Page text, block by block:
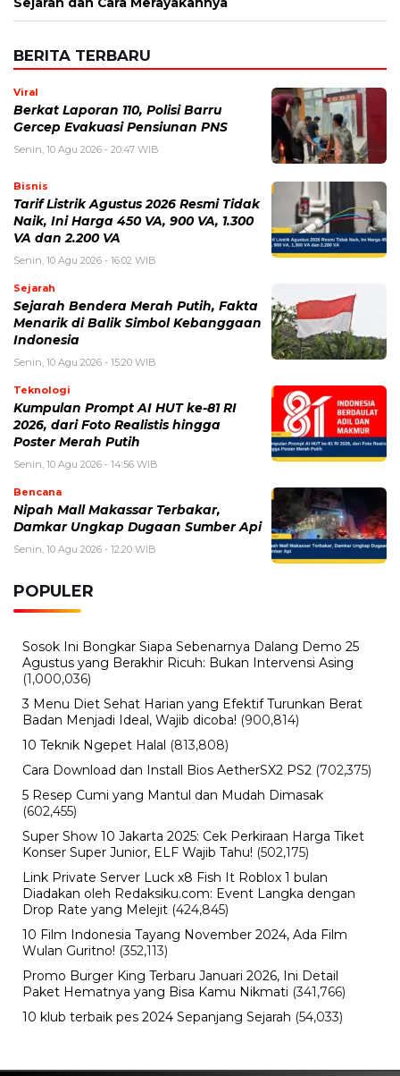
Simpan nama, email, dan situs web saya pada peramban ini
Jumat, 7 Agustus 2026 - 12:17 WIB
Wanita Tidak Bercerita Tapi Sering Melakukan 5 Hal ini
Kamis, 6 Agustus 2026 - 12:33 WIB
Mengenal Weaponized Incompetence Dalam
Hubungan Asmara
Senin, 3 Agustus 2026 - 15:06 WIB
Ramalan Shio Hari Ini 2026: Peruntungan 12 Shio dari
Sabtu, 1 Agustus 2026 - 11:34 WIB
Miss Supranational 2026 Jadi Sorotan, Ini Jadwal,
Peserta, dan Fakta Kontes Kecantikan Dunia
Hari Girlfriend Day 2026 Jatuh pada Tanggal Ini,
Sejarah dan Cara Merayakannya
Viral
Gercep Evakuasi Pensiunan PNS
Senin, 10 Agu 2026 - 20:47 WIB
Bisnis
Tarif Listrik Agustus 2026 Resmi Tidak
VA dan 2.200 VA
Senin, 10 Agu 2026 - 16:02 WIB
Sejarah
Sejarah Bendera Merah Putih, Fakta
Menarik di Balik Simbol Kebanggaan
Indonesia
Senin, 10 Agu 2026 - 15:20 WIB
Teknologi
2026, dari Foto Realistis hingga
Poster Merah Putih
Senin, 10 Agu 2026 - 14:56 WIB
Nipah Mall Makassar Terbakar,